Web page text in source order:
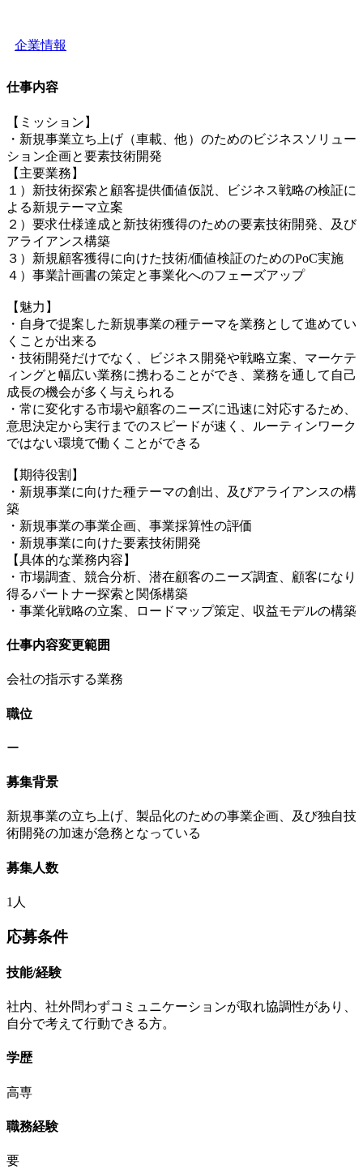
企業情報
仕事内容
【ミッション】
・新規事業立ち上げ（車載、他）のためのビジネスソリュー
ション企画と要素技術開発
【主要業務】
１）新技術探索と顧客提供価値仮説、ビジネス戦略の検証に
よる新規テーマ立案
２）要求仕様達成と新技術獲得のための要素技術開発、及び
アライアンス構築
３）新規顧客獲得に向けた技術/価値検証のためのPoC実施
４）事業計画書の策定と事業化へのフェーズアップ
【魅力】
・自身で提案した新規事業の種テーマを業務として進めてい
くことが出来る
・技術開発だけでなく、ビジネス開発や戦略立案、マーケテ
ィングと幅広い業務に携わることができ、業務を通して自己
成長の機会が多く与えられる
・常に変化する市場や顧客のニーズに迅速に対応するため、
意思決定から実行までのスピードが速く、ルーティンワーク
ではない環境で働くことができる
【期待役割】
・新規事業に向けた種テーマの創出、及びアライアンスの構
築
・新規事業の事業企画、事業採算性の評価
・新規事業に向けた要素技術開発
【具体的な業務内容】
・市場調査、競合分析、潜在顧客のニーズ調査、顧客になり
得るパートナー探索と関係構築
・事業化戦略の立案、ロードマップ策定、収益モデルの構築
仕事内容変更範囲
会社の指示する業務
職位
ー
募集背景
新規事業の立ち上げ、製品化のための事業企画、及び独自技
術開発の加速が急務となっている
募集人数
1人
応募条件
技能/経験
社内、社外問わずコミュニケーションが取れ協調性があり、
自分で考えて行動できる方。
学歴
高専
職務経験
要